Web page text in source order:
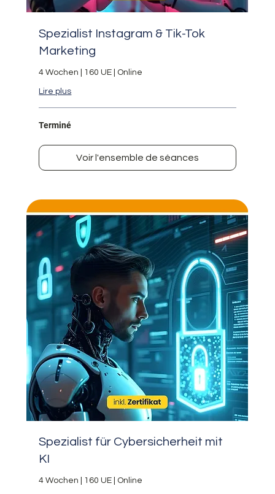
Spezialist Instagram & Tik-Tok
Marketing
4 Wochen | 160 UE | Online
Lire plus
Terminé
Voir l'ensemble de séances
Spezialist für Cybersicherheit mit
KI
4 Wochen | 160 UE | Online